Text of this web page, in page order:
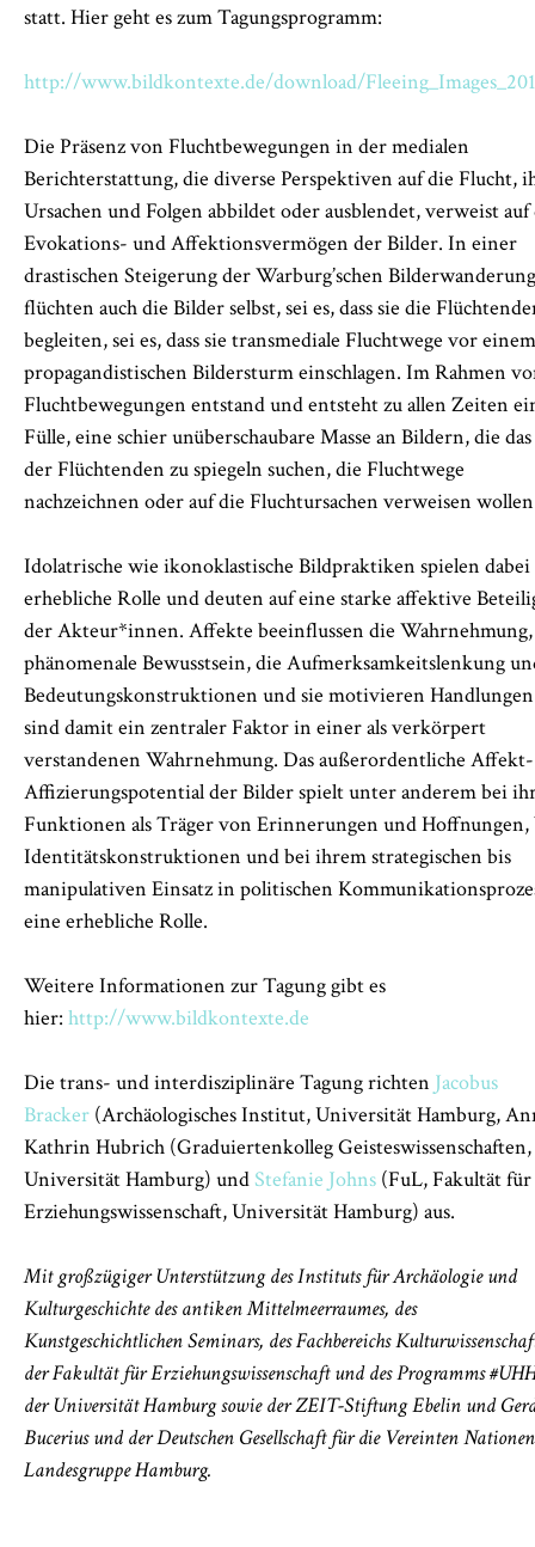
statt. Hier geht es zum Tagungsprogramm:
http://www.bildkontexte.de/download/
Die Präsenz von Fluchtbewegungen in der medialen
Berichterstattung, die diverse Perspektiven auf die Flucht,
Ursachen und Folgen abbildet oder ausblendet, verweist auf
Evokations- und Affektionsvermögen der Bilder. In einer
drastischen Steigerung der Warburg’schen
flüchten auch die Bilder selbst, sei es, dass sie die
begleiten, sei es, dass sie transmediale Fluchtwege vor einem
propagandistischen Bildersturm einschlagen. Im Rahmen
Fluchtbewegungen entstand und entsteht zu allen Zeiten
Fülle, eine schier unüberschaubare Masse an Bildern, die
der Flüchtenden zu spiegeln suchen, die Fluchtwege
nachzeichnen oder auf die Fluchtursachen verweisen
Idolatrische wie ikonoklastische Bildpraktiken spielen
erhebliche Rolle und deuten auf eine starke affektive
der Akteur*innen. Affekte beeinflussen die Wahrnehmung,
phänomenale Bewusstsein, die Aufmerksamkeitslenkung
Bedeutungskonstruktionen und sie motivieren
sind damit ein zentraler Faktor in einer als verkörpert
verstandenen Wahrnehmung. Das außerordentliche
Affizierungspotential der Bilder spielt unter anderem bei
Funktionen als Träger von Erinnerungen und Hoffnungen,
Identitätskonstruktionen und bei ihrem strategischen bis
manipulativen Einsatz in politischen
eine erhebliche Rolle.
Weitere Informationen zur Tagung gibt es
hier: http://www.bildkontexte.de
Die trans- und interdisziplinäre Tagung richten Jacobus
Bracker (Archäologisches Institut, Universität Hamburg,
Kathrin Hubrich (Graduiertenkolleg Geisteswissenschaften,
Universität Hamburg) undStefanie Johns (FuL, Fakultät für
Erziehungswissenschaft, Universität Hamburg) aus.
Mit großzügiger Unterstützung des Instituts für Archäologie und
Kulturgeschichte des antiken Mittelmeerraumes, des
Kunstgeschichtlichen Seminars, des Fachbereichs
der Fakultät für Erziehungswissenschaft und des Programms
der Universität Hamburg sowie der ZEIT-Stiftung Ebelin und
Bucerius und der Deutschen Gesellschaft für die Vereinten
Landesgruppe Hamburg.